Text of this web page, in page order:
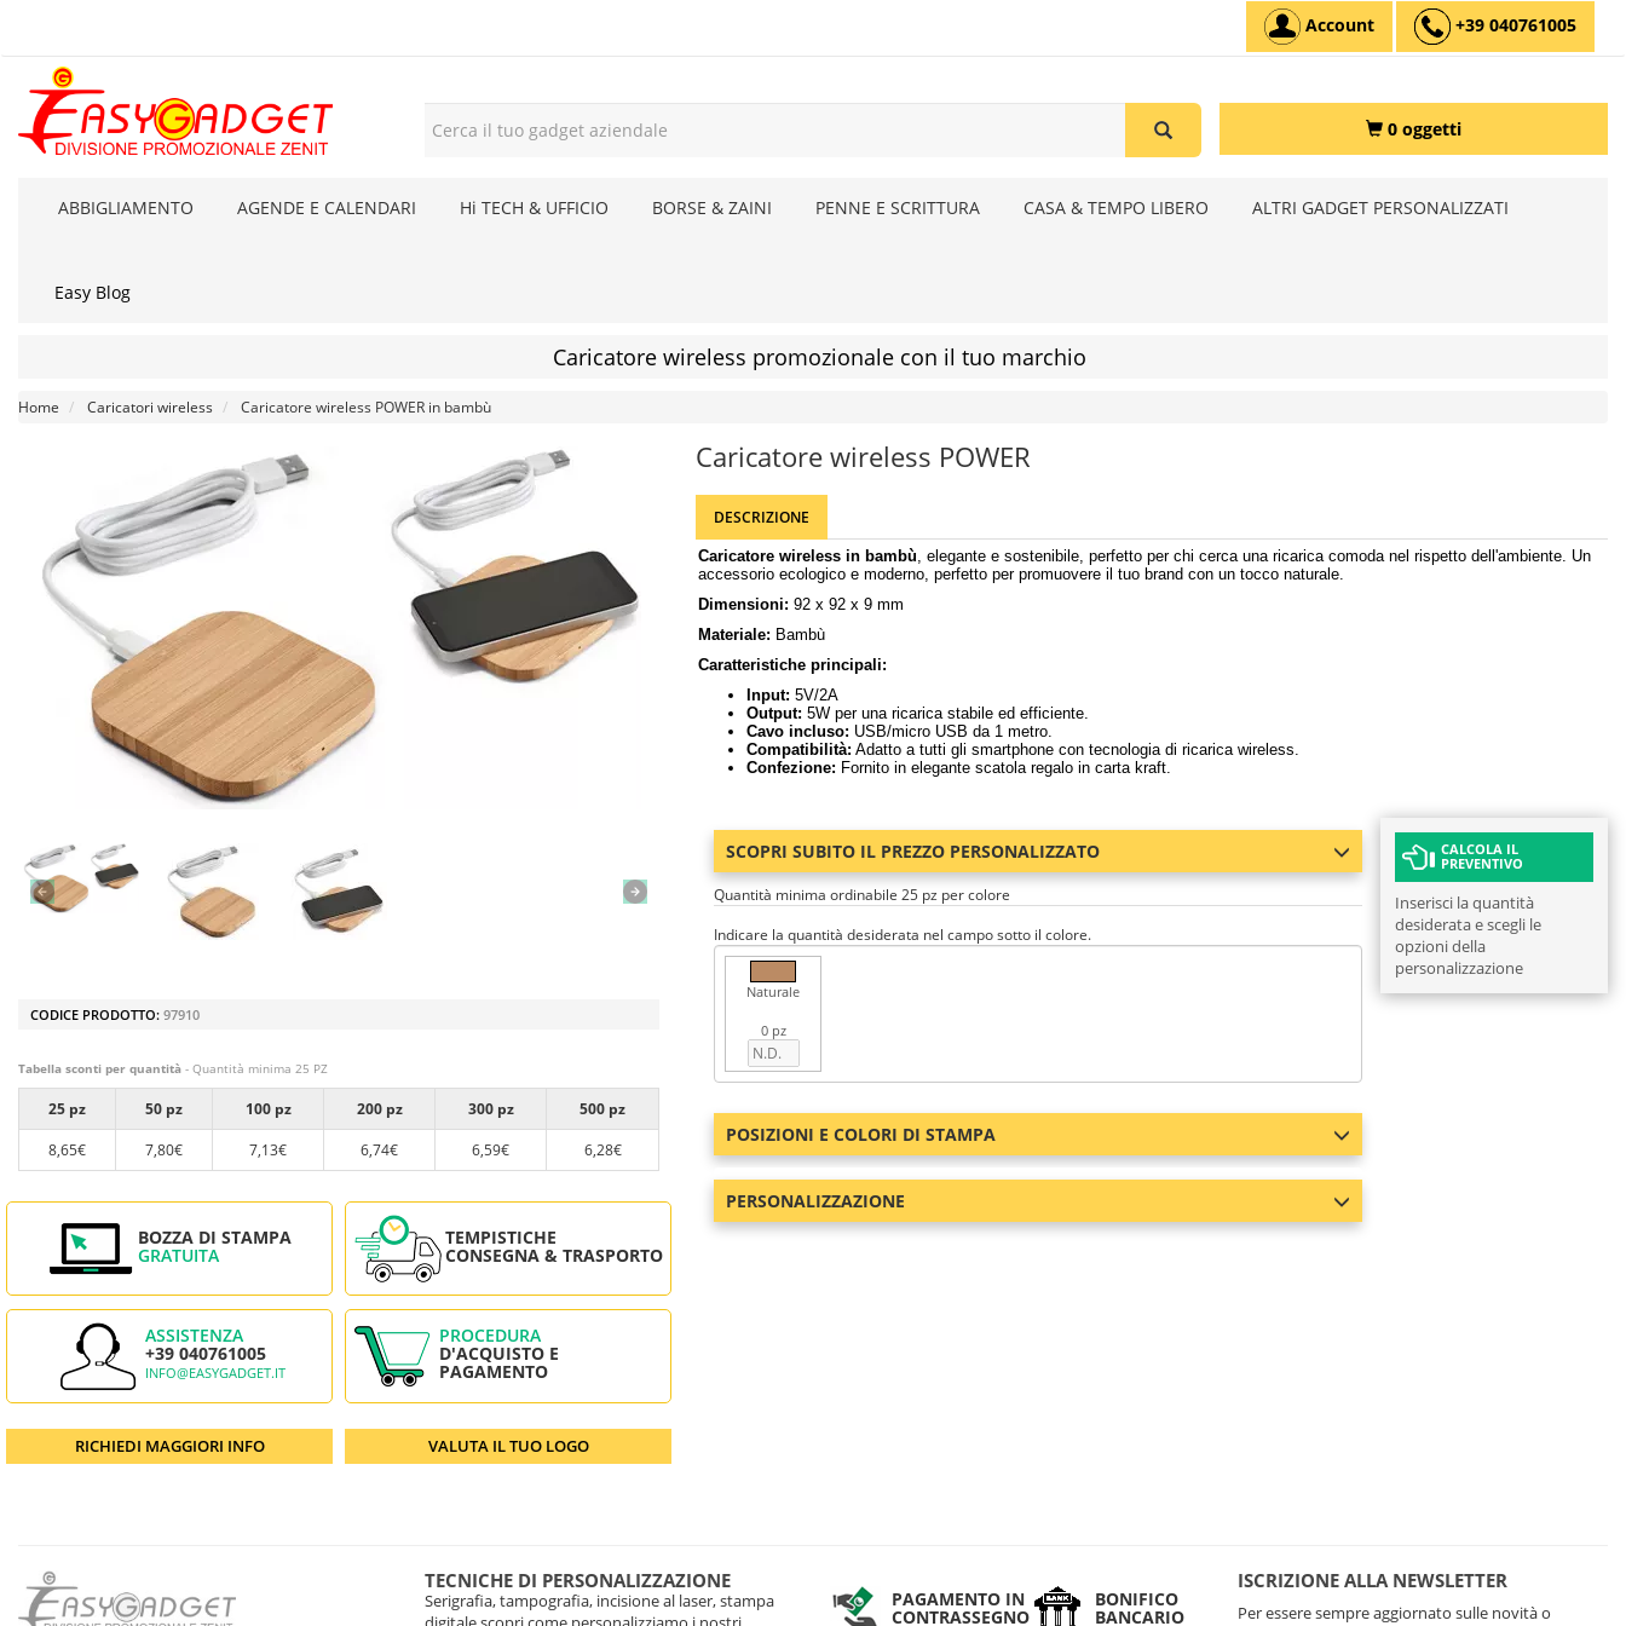
Account +39 040761005
0 oggetti
ABBIGLIAMENTO AGENDE E CALENDARI Hi TECH & UFFICIO BORSE & ZAINI PENNE E SCRITTURA CASA & TEMPO LIBERO ALTRI GADGET PERSONALIZZATI
Easy Blog
Caricatore wireless promozionale con il tuo marchio
Home Caricatori wireless Caricatore wireless POWER in bambù
CODICE PRODOTTO: 97910
Tabella sconti per quantità - Quantità minima 25 PZ
25 pz 50 pz 100 pz 200 pz 300 pz
500 pz
8,65€
7,80€ 7,13€ 6,74€ 6,59€ 6,28€
BOZZA DI STAMPA
GRATUITA
TEMPISTICHE
CONSEGNA & TRASPORTO
ASSISTENZA
+39 040761005
INFO@EASYGADGET.IT
PROCEDURA
D'ACQUISTO E
PAGAMENTO
RICHIEDI MAGGIORI INFO VALUTA IL TUO LOGO
Caricatore wireless POWER
DESCRIZIONE
Caricatore wireless in bambù, elegante e sostenibile, perfetto per chi cerca una ricarica comoda nel rispetto dell'ambiente. Un
accessorio ecologico e moderno, perfetto per promuovere il tuo brand con un tocco naturale.
Dimensioni: 92 x 92 x 9 mm
Materiale: Bambù
Caratteristiche principali:
Input: 5V/2A
Output: 5W per una ricarica stabile ed efficiente.
Cavo incluso: USB/micro USB da 1 metro.
Compatibilità: Adatto a tutti gli smartphone con tecnologia di ricarica wireless.
Confezione: Fornito in elegante scatola regalo in carta kraft.
SCOPRI SUBITO IL PREZZO PERSONALIZZATO
Quantità minima ordinabile 25 pz per colore
Indicare la quantità desiderata nel campo sotto il colore.
Naturale
0 pz
POSIZIONI E COLORI DI STAMPA
PERSONALIZZAZIONE
CALCOLA IL
PREVENTIVO
Inserisci la quantità
desiderata e scegli le
opzioni della
personalizzazione
TECNICHE DI PERSONALIZZAZIONE
Serigrafia, tampografia, incisione al laser, stampa
PAGAMENTO IN
CONTRASSEGNO
BONIFICO
BANCARIO
ISCRIZIONE ALLA NEWSLETTER
Per essere sempre aggiornato sulle novità o